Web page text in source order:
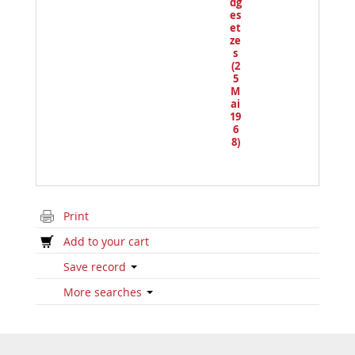
es
et
ze
s
(2
5
M
ai
19
6
8)
Print
Add to your cart
Save record
More searches